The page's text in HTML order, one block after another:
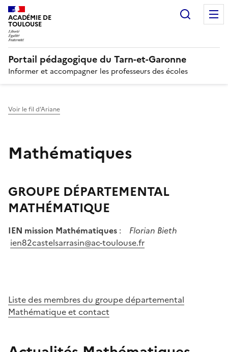
ACADÉMIE DE
TOULOUSE
Portail pédagogique du Tarn-et-Garonne
Informer et accompagner les professeurs des écoles
Voir le fil d’Ariane
Mathématiques
GROUPE DÉPARTEMENTAL
MATHÉMATIQUE
IEN mission Mathématiques : Florian Bieth
ien82castelsarrasin@ac-toulouse.fr
Liste des membres du groupe départemental
Mathématique et contact